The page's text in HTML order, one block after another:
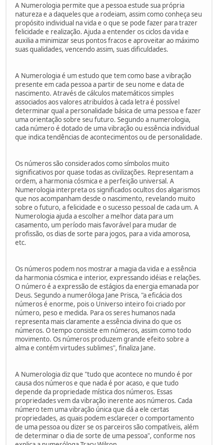
A Numerologia permite que a pessoa estude sua própria
natureza e a daqueles que a rodeiam, assim como conheça seu
propósito individual na vida e o que se pode fazer para trazer
felicidade e realização. Ajuda a entender os ciclos da vida e
auxilia a minimizar seus pontos fracos e aproveitar ao máximo
suas qualidades, vencendo assim, suas dificuldades.
A Numerologia é um estudo que tem como base a vibração
presente em cada pessoa a partir de seu nome e data de
nascimento. Através de cálculos matemáticos simples
associados aos valores atribuídos à cada letra é possível
determinar qual a personalidade básica de uma pessoa e fazer
uma orientação sobre seu futuro. Segundo a numerologia,
cada número é dotado de uma vibração ou essência individual
que indica tendências de acontecimentos ou de personalidade.
Os números são considerados como símbolos muito
significativos por quase todas as civilizações. Representam a
ordem, a harmonia cósmica e a perfeição universal. A
Numerologia interpreta os significados ocultos dos algarismos
que nos acompanham desde o nascimento, revelando muito
sobre o futuro, a felicidade e o sucesso pessoal de cada um. A
Numerologia ajuda a escolher a melhor data para um
casamento, um período mais favorável para mudar de
profissão, os dias de sorte para jogos, para a vida amorosa,
etc.
Os números podem nos mostrar a magia da vida e a essência
da harmonia cósmica e interior, expressando idéias e relações.
O número é a expressão de estágios da energia emanada por
Deus. Segundo a numeróloga Jane Prisca, "a eficácia dos
números é enorme, pois o Universo inteiro foi criado por
número, peso e medida. Para os seres humanos nada
representa mais claramente a essência divina do que os
números. O tempo consiste em números, assim como todo
movimento. Os números produzem grande efeito sobre a
alma e contém virtudes sublimes", finaliza Jane.
A Numerologia diz que "tudo que acontece no mundo é por
causa dos números e que nada é por acaso, e que tudo
depende da propriedade mística dos números. Essas
propriedades vem da vibração inerente aos números. Cada
número tem uma vibração única que dá a ele certas
propriedades, as quais podem esclarecer o comportamento
de uma pessoa ou dizer se os parceiros são compatíveis, além
de determinar o dia de sorte de uma pessoa", conforme nos